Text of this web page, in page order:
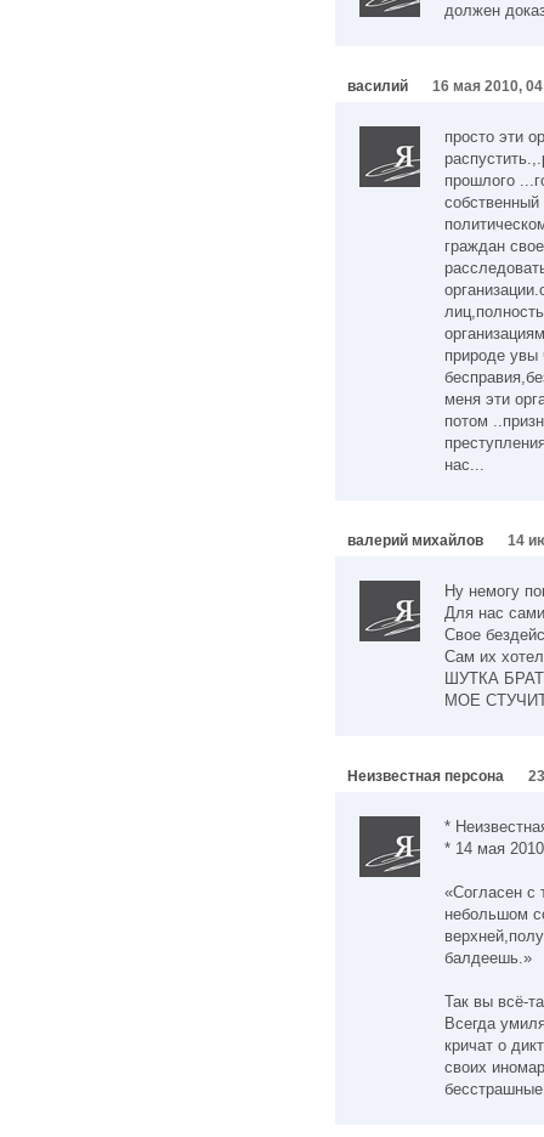
должен
василий 16 мая 2010,
просто эти
прошлого
граждан
природе увы
меня эти
потом
нас...
валерий михайлов 14
Ну немогу
Для нас
Свое
Сам их
ШУТКА
МОЕ
Неизвестная персона
*
* 14 мая
«Согласен с
небольшом
балдеешь.»
Так вы всё-
Всегда
кричат о
своих